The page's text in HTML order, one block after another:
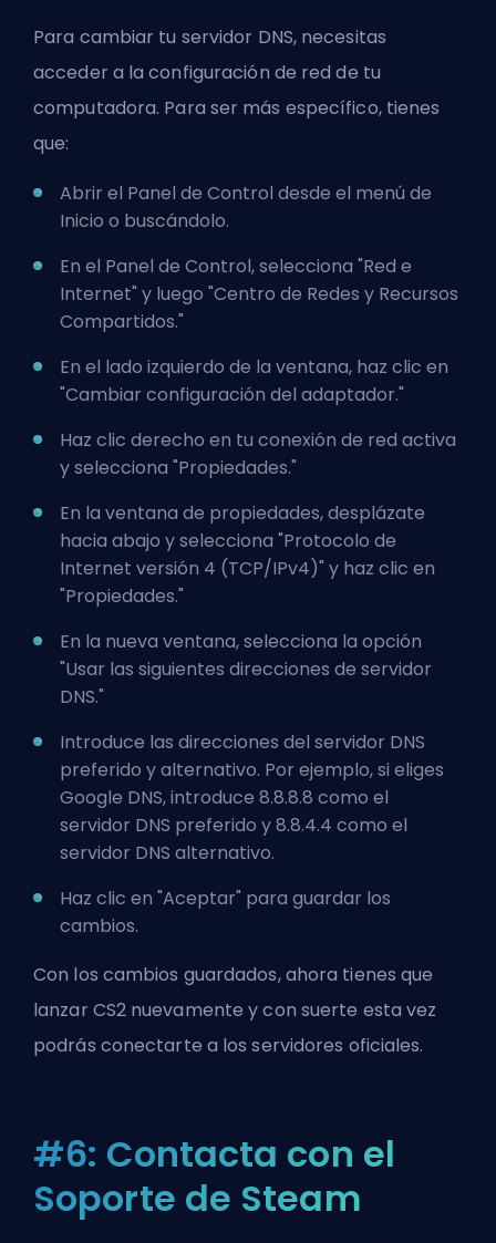
Para cambiar tu servidor DNS, necesitas
acceder a la configuración de red de tu
computadora. Para ser más específico, tienes
que:
Abrir el Panel de Control desde el menú de
Inicio o buscándolo.
En el Panel de Control, selecciona "Red e
Internet" y luego "Centro de Redes y Recursos
Compartidos."
En el lado izquierdo de la ventana, haz clic en
"Cambiar configuración del adaptador."
Haz clic derecho en tu conexión de red activa
y selecciona "Propiedades."
En la ventana de propiedades, desplázate
hacia abajo y selecciona "Protocolo de
Internet versión 4 (TCP/IPv4)" y haz clic en
"Propiedades."
En la nueva ventana, selecciona la opción
"Usar las siguientes direcciones de servidor
DNS."
Introduce las direcciones del servidor DNS
preferido y alternativo. Por ejemplo, si eliges
Google DNS, introduce 8.8.8.8 como el
servidor DNS preferido y 8.8.4.4 como el
servidor DNS alternativo.
Haz clic en "Aceptar" para guardar los
cambios.
Con los cambios guardados, ahora tienes que
lanzar CS2 nuevamente y con suerte esta vez
podrás conectarte a los servidores oficiales.
#6: Contacta con el
Soporte de Steam